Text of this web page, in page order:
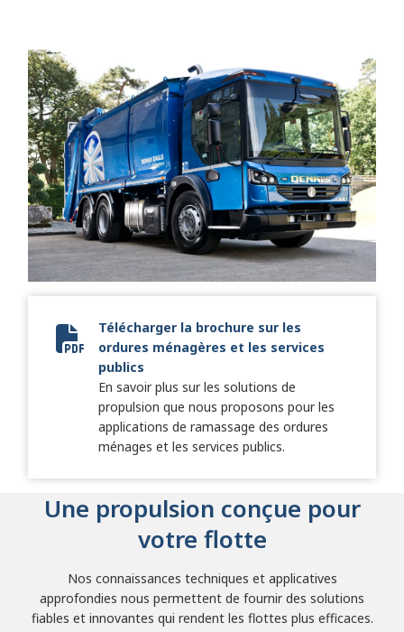
SA8906FR Refuse Keystone Brochure
Télécharger la brochure sur les
ordures ménagères et les services
publics
En savoir plus sur les solutions de
propulsion que nous proposons pour les
applications de ramassage des ordures
ménages et les services publics.
Une propulsion conçue pour
votre flotte
Nos connaissances techniques et applicatives
approfondies nous permettent de fournir des solutions
fiables et innovantes qui rendent les flottes plus efficaces.